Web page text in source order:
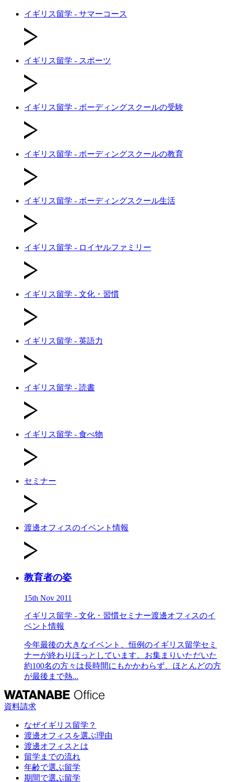
イギリス留学 - サマーコース
イギリス留学 - スポーツ
イギリス留学 - ボーディングスクールの受験
イギリス留学 - ボーディングスクールの教育
イギリス留学 - ボーディングスクール生活
イギリス留学 - ロイヤルファミリー
イギリス留学 - 文化・習慣
イギリス留学 - 英語力
イギリス留学 - 読書
イギリス留学 - 食べ物
セミナー
渡邊オフィスのイベント情報
教育者の姿
15th Nov 2011
イギリス留学 - 文化・習慣セミナー渡邊オフィスのイ
ベント情報
今年最後の大きなイベント、恒例のイギリス留学セミ
ナーが終わりほっとしています。お集まりいただいた
約100名の方々は長時間にもかかわらず、ほとんどの方
が最後まで熱...
資料請求
なぜイギリス留学？
渡邊オフィスを選ぶ理由
渡邊オフィスとは
留学までの流れ
年齢で選ぶ留学
期間で選ぶ留学